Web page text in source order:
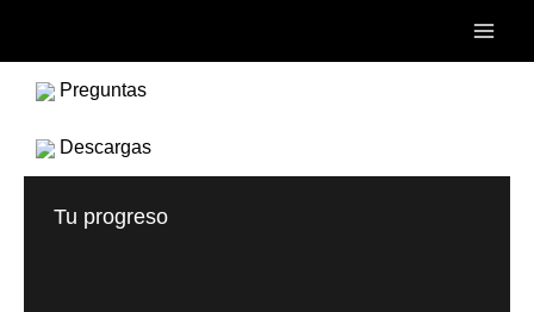
contenido
Main
Preguntas
Descargas
Tu progreso